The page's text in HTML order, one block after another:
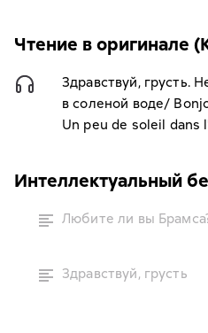
Чтение в оригинале
Здравствуй, грусть.
в соленой воде/
Un peu de soleil dans
Интеллектуальный
Любите ли вы
Здравствуй, грусть